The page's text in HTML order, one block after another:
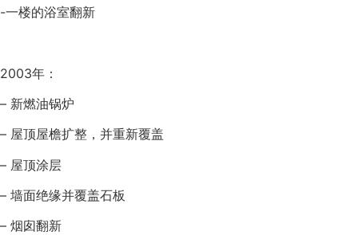
-一楼的浴室翻新
2003年：
– 新燃油锅炉
– 屋顶屋檐扩整，并重新覆盖
– 屋顶涂层
– 墙面绝缘并覆盖石板
– 烟囱翻新